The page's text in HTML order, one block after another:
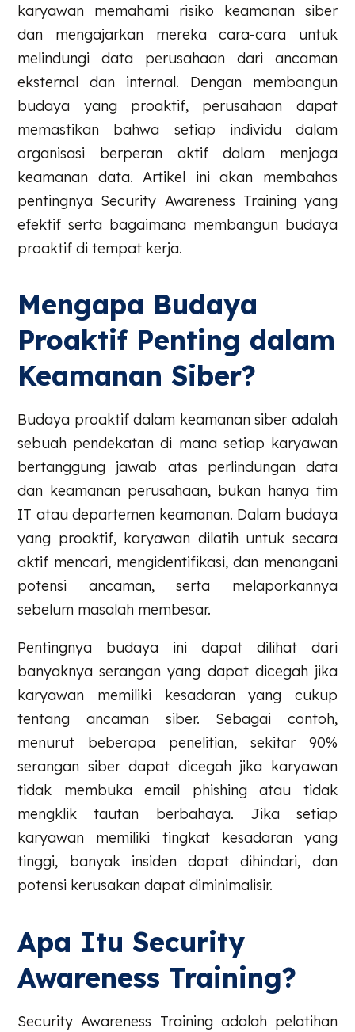
karyawan memahami risiko keamanan siber
dan mengajarkan mereka cara-cara untuk
melindungi data perusahaan dari ancaman
eksternal dan internal. Dengan membangun
budaya yang proaktif, perusahaan dapat
memastikan bahwa setiap individu dalam
organisasi berperan aktif dalam menjaga
keamanan data. Artikel ini akan membahas
pentingnya Security Awareness Training yang
efektif serta bagaimana membangun budaya
proaktif di tempat kerja.
Mengapa Budaya
Proaktif Penting dalam
Keamanan Siber?
Budaya proaktif dalam keamanan siber adalah
sebuah pendekatan di mana setiap karyawan
bertanggung jawab atas perlindungan data
dan keamanan perusahaan, bukan hanya tim
IT atau departemen keamanan. Dalam budaya
yang proaktif, karyawan dilatih untuk secara
aktif mencari, mengidentifikasi, dan menangani
potensi ancaman, serta melaporkannya
sebelum masalah membesar.
Pentingnya budaya ini dapat dilihat dari
banyaknya serangan yang dapat dicegah jika
karyawan memiliki kesadaran yang cukup
tentang ancaman siber. Sebagai contoh,
menurut beberapa penelitian, sekitar 90%
serangan siber dapat dicegah jika karyawan
tidak membuka email phishing atau tidak
mengklik tautan berbahaya. Jika setiap
karyawan memiliki tingkat kesadaran yang
tinggi, banyak insiden dapat dihindari, dan
potensi kerusakan dapat diminimalisir.
Apa Itu Security
Awareness Training?
Security Awareness Training adalah pelatihan